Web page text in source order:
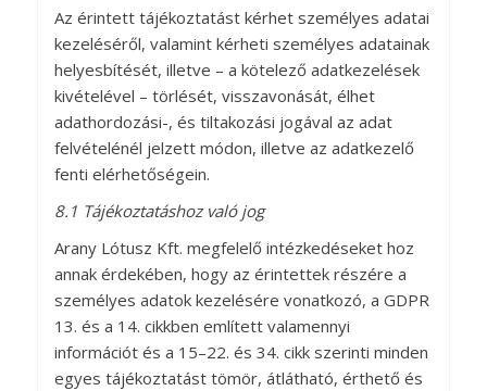
Az érintett tájékoztatást kérhet személyes adatai
kezeléséről, valamint kérheti személyes adatainak
helyesbítését, illetve – a kötelező adatkezelések
kivételével – törlését, visszavonását, élhet
adathordozási-, és tiltakozási jogával az adat
felvételénél jelzett módon, illetve az adatkezelő
fenti elérhetőségein.
8.1 Tájékoztatáshoz való jog
Arany Lótusz Kft. megfelelő intézkedéseket hoz
annak érdekében, hogy az érintettek részére a
személyes adatok kezelésére vonatkozó, a GDPR
13. és a 14. cikkben említett valamennyi
információt és a 15–22. és 34. cikk szerinti minden
egyes tájékoztatást tömör, átlátható, érthető és